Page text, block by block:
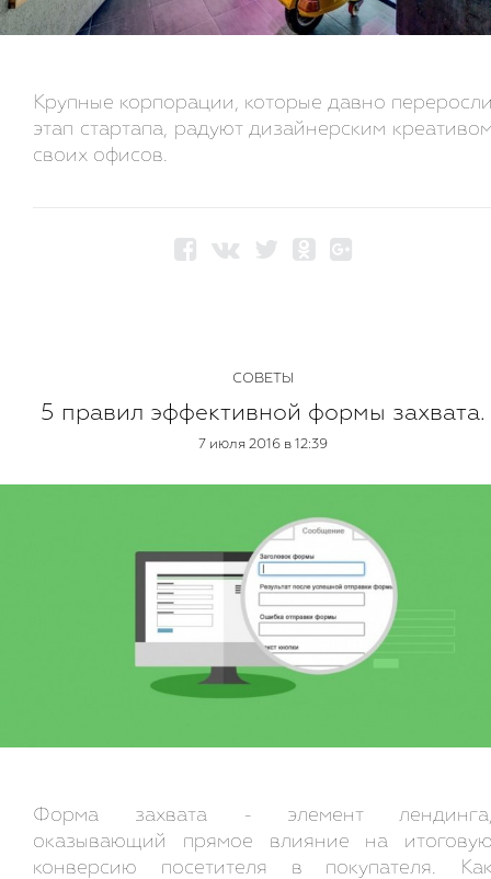
Крупные корпорации, которые давно
этап стартапа, радуют дизайнерским
своих офисов.
СОВЕТЫ
5 правил эффективной формы захвата.
7 июля 2016 в 12:39
Форма захвата - элемент
оказывающий прямое влияние на
конверсию посетителя в покупателя.